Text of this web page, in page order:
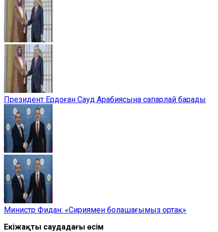
Президент Ердоған Сауд Арабиясына сапарлай барады
Министр Фидан: «Сириямен болашағымыз ортақ»
Екіжақты саудадағы өсім